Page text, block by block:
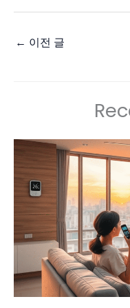
← 이전 글